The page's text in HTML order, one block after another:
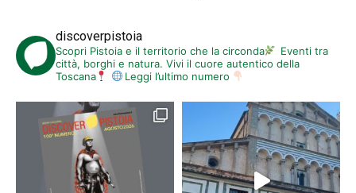
discoverpistoia
Scopri Pistoia e il territorio che la circonda
Eventi tra
città, borghi e natura. Vivi il cuore autentico della
Toscana
Leggi l’ultimo numero